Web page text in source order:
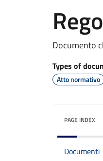
Documento
Types of
Atto normativo
PAGE INDEX
Documenti